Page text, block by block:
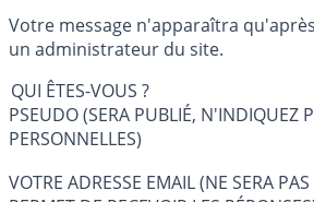
Votre message n'apparaîtra
un administrateur du site.
QUI ÊTES-VOUS ?
PSEUDO (SERA PUBLIÉ, N'INDIQUEZ
PERSONNELLES)
VOTRE ADRESSE EMAIL (NE SERA